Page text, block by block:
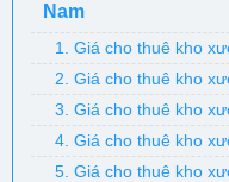
Nam
1. Giá cho thuê kho
2. Giá cho thuê kho
3. Giá cho thuê kho
4. Giá cho thuê kho
5. Giá cho thuê kho